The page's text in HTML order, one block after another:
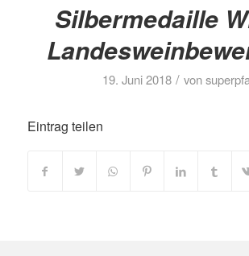
Silbermedaille
19. Juni 2018 / von
Eintrag teilen